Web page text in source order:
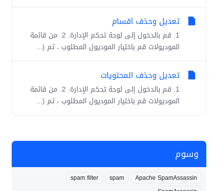
وسوم
Apache SpamAssassin
spam
spam filter
تعديل وحذف اقسام
1. قم بالدخول إلى لوحة تحكم الإدارة. 2. من قائمة
الموديولات قم باختيار الموديول المطلوب ، ثم (...
تعديل وحذف المحتويات
1. قم بالدخول إلى لوحة تحكم الإدارة. 2. من قائمة
الموديولات قم باختيار الموديول المطلوب ، ثم (...